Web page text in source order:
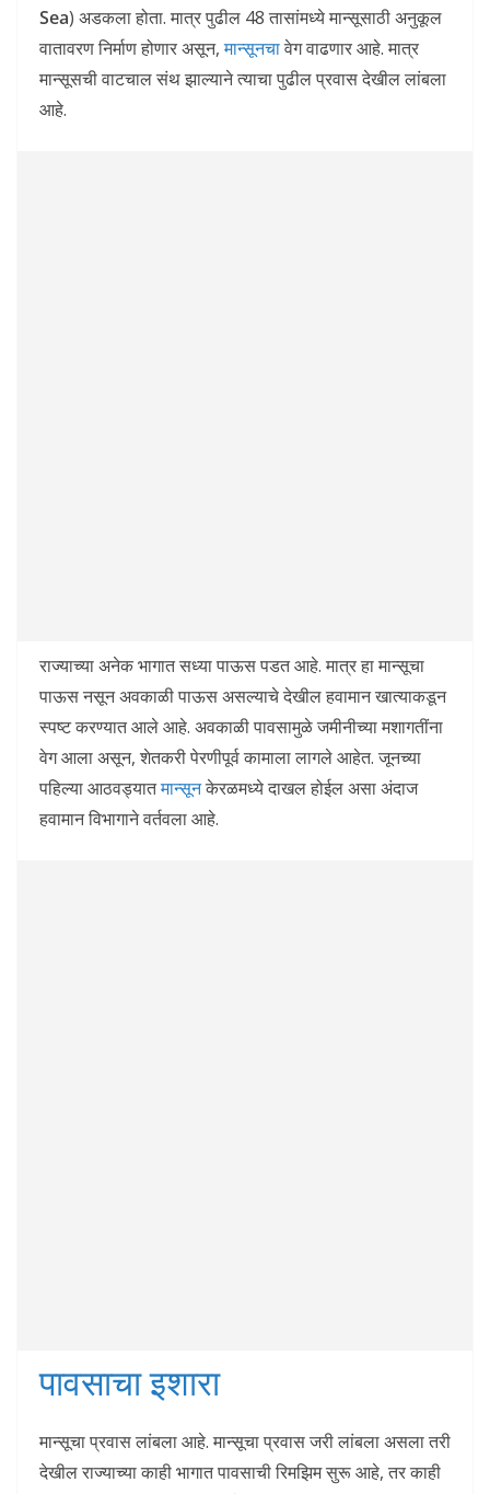
Sea) अडकला होता. मात्र पुढील 48 तासांमध्ये मान्सूसाठी अनुकूल
वातावरण निर्माण होणार असून,मान्सूनचावेग वाढणार आहे. मात्र
मान्सूसची वाटचाल संथ झाल्याने त्याचा पुढील प्रवास देखील लांबला
आहे.
राज्याच्या अनेक भागात सध्या पाऊस पडत आहे. मात्र हा मान्सूचा
पाऊस नसून अवकाळी पाऊस असल्याचे देखील हवामान खात्याकडून
स्पष्ट करण्यात आले आहे. अवकाळी पावसामुळे जमीनीच्या मशागतींना
वेग आला असून, शेतकरी पेरणीपूर्व कामाला लागले आहेत. जूनच्या
पहिल्या आठवड्यातमान्सूनकेरळमध्ये दाखल होईल असा अंदाज
हवामान विभागाने वर्तवला आहे.
पावसाचा इशारा
मान्सूचा प्रवास लांबला आहे. मान्सूचा प्रवास जरी लांबला असला तरी
देखील राज्याच्या काही भागात पावसाची रिमझिम सुरू आहे, तर काही